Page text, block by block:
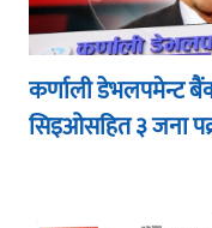
कर्णाली डेभलपमेन्ट
सिइओसहित ३ जना